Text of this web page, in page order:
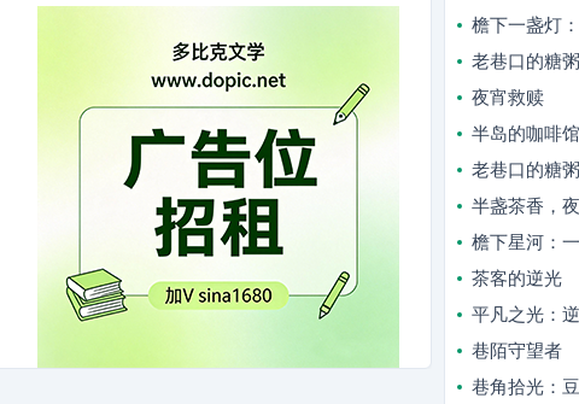
檐下一盏灯
老巷口的糖
夜宵救赎
半岛的咖啡
老巷口的糖
半盏茶香，
檐下星河：
茶客的逆光
平凡之光：
巷陌守望者
巷角拾光：